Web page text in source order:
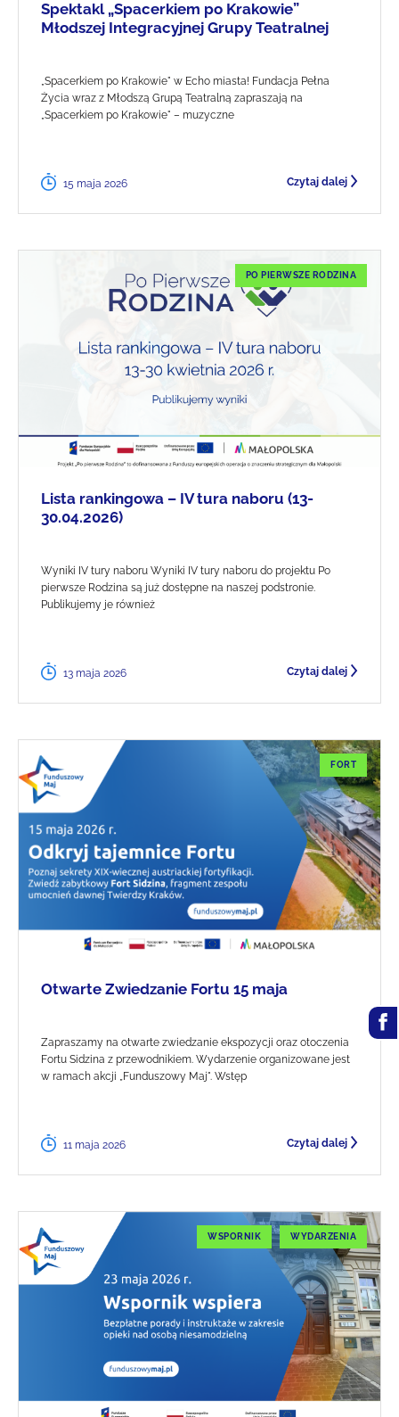
Spektakl „Spacerkiem po Krakowie”
Młodszej Integracyjnej Grupy Teatralnej
„Spacerkiem po Krakowie" w Echo miasta! Fundacja Pełna
Życia wraz z Młodszą Grupą Teatralną zapraszają na
„Spacerkiem po Krakowie" – muzyczne
15 maja 2026 Czytaj dalej
PO PIERWSZE RODZINA
Lista rankingowa – IV tura naboru (13-
30.04.2026)
Wyniki IV tury naboru Wyniki IV tury naboru do projektu Po
pierwsze Rodzina są już dostępne na naszej podstronie.
Publikujemy je również
13 maja 2026 Czytaj dalej
FORT
Otwarte Zwiedzanie Fortu 15 maja
Zapraszamy na otwarte zwiedzanie ekspozycji oraz otoczenia
Fortu Sidzina z przewodnikiem. Wydarzenie organizowane jest
w ramach akcji „Funduszowy Maj". Wstęp
11 maja 2026 Czytaj dalej
WSPORNIK WYDARZENIA